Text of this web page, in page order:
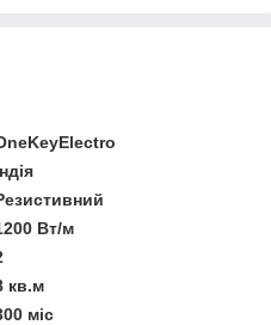
Вт/м
кв.м
міс